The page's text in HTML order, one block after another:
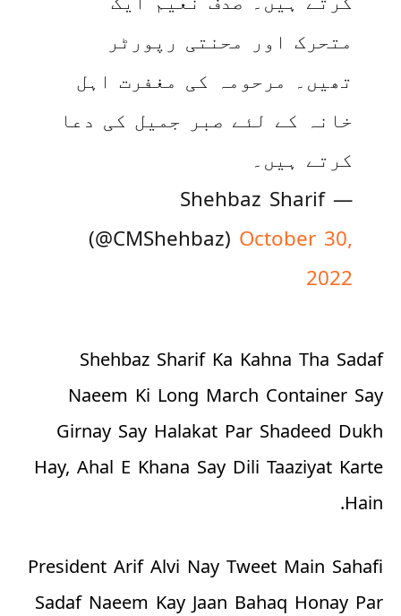
متحرک اور محنتی رپورٹر
تھیں۔ مرحومہ کی مغفرت اہل
خانہ کے لئے صبر جمیل کی دعا
کرتے ہیں۔
— Shehbaz Sharif
(@CMShehbaz) October 30,
2022
Shehbaz Sharif Ka Kahna Tha Sadaf
Naeem Ki Long March Container Say
Girnay Say Halakat Par Shadeed Dukh
Hay, Ahal E Khana Say Dili Taaziyat Karte
Hain.
President Arif Alvi Nay Tweet Main Sahafi
Sadaf Naeem Kay Jaan Bahaq Honay Par